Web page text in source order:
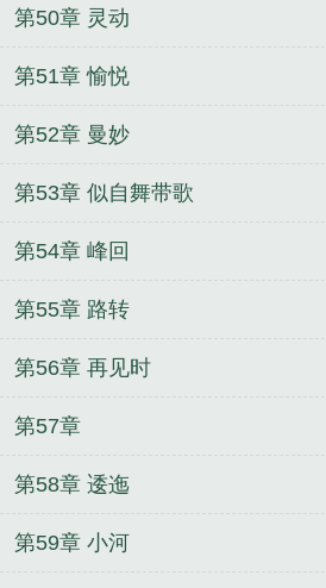
第50章 灵动
第51章 愉悦
第52章 曼妙
第53章 似自舞带歌
第54章 峰回
第55章 路转
第56章 再见时
第57章
第58章 逶迤
第59章 小河